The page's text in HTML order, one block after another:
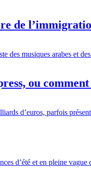
de
des musiques arabes et
ou comment
d’euros, parfois
d’été et en pleine vague